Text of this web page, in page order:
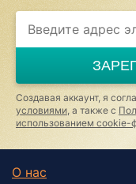
If
you
ignore
this
field
Создавая аккаунт, я
условиями , а также с
использованием cookie-
О нас